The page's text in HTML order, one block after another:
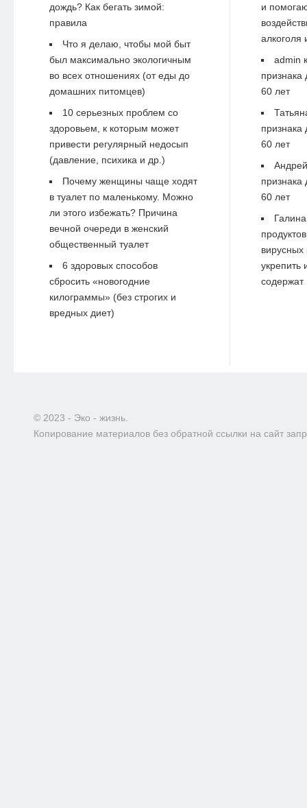
дождь? Как бегать зимой:
правила
Что я делаю, чтобы мой быт
был максимально экологичным
во всех отношениях (от еды до
домашних питомцев)
10 серьезных проблем со
здоровьем, к которым может
привести регулярный недосып
(давление, психика и др.)
Почему женщины чаще ходят
в туалет по маленькому. Можно
ли этого избежать? Причина
вечной очереди в женский
общественный туалет
6 здоровых способов
сбросить «новогодние
килограммы» (без строгих и
вредных диет)
и
алкоголя
admin
60 лет
60 лет
Андрей
60 лет
Галина
вирусных
укрепить
содержат
© 2023 - Эко - жизнь.
Копирование материалов без обратной ссылки на сайт